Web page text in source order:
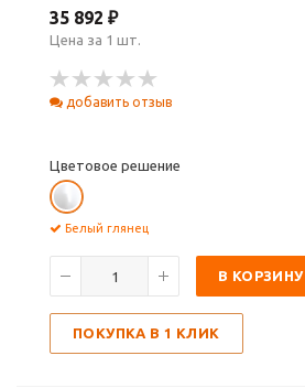
35 892 ₽
Цена за 1 шт.
добавить отзыв
Цветовое решение
Белый глянец
В КОРЗИНУ
ПОКУПКА В 1 КЛИК